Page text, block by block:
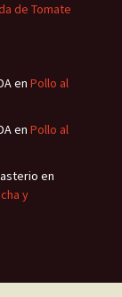
de Tomate
en Pollo al
en Pollo al
en
y